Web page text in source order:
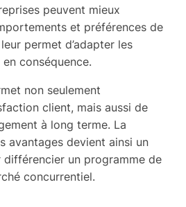
peuvent mieux
et préférences de
permet d’adapter les
conséquence.
non seulement
client, mais aussi de
à long terme. La
avantages devient ainsi un
différencier un programme de
concurrentiel.